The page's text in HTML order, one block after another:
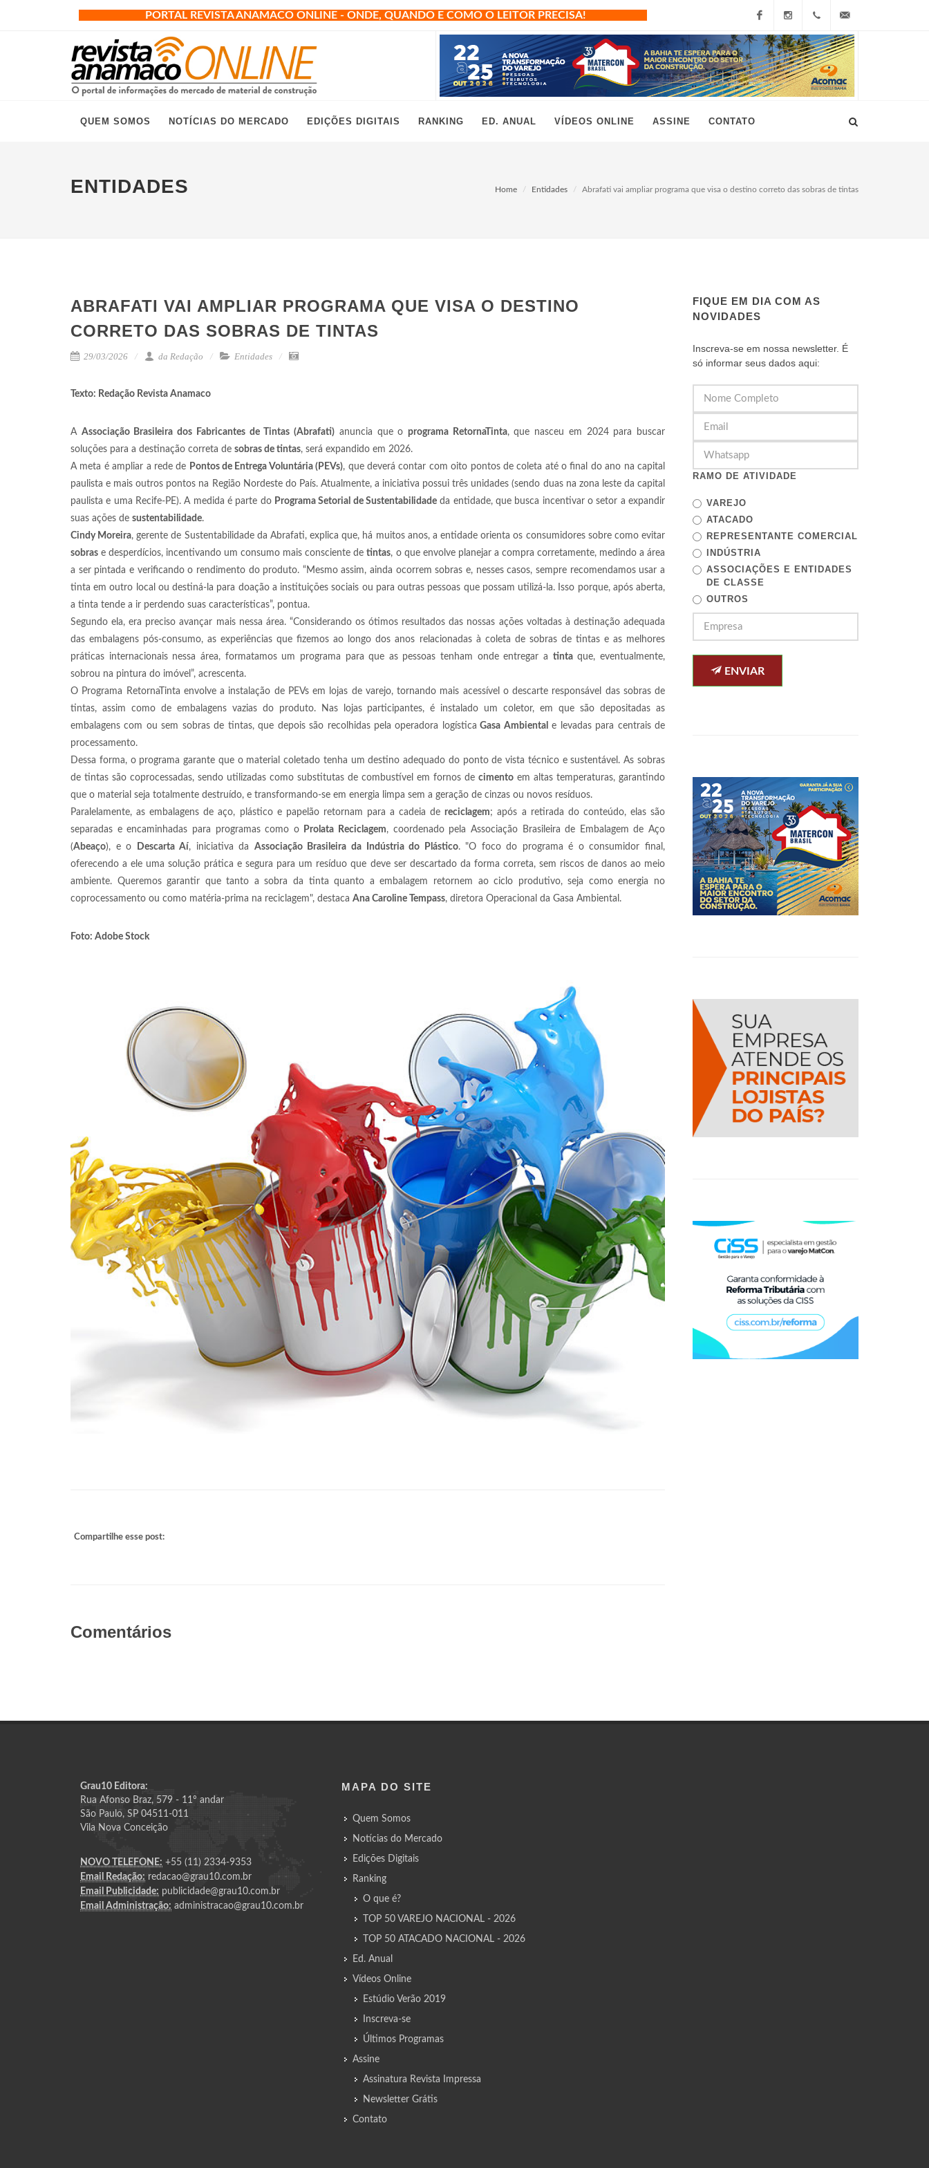
PORTAL REVISTA ANAMACO ONLINE - ONDE, QUANDO E COMO O LEITOR PRECISA!
FacebookInstagram
+55
(11)
grau10@grau10.com.br
QUEM SOMOS NOTÍCIAS DO MERCADO EDIÇÕES DIGITAIS RANKING ED. ANUAL VÍDEOS ONLINE ASSINE CONTATO
ENTIDADES Home Entidades Abrafati vai ampliar programa que visa o destino correto das sobras de tintas
ABRAFATI VAI AMPLIAR PROGRAMA QUE VISA O DESTINO
CORRETO DAS SOBRAS DE TINTAS
29/03/2026 da Redação Entidades
Texto: Redação Revista Anamaco
A Associação Brasileira dos Fabricantes de Tintas (Abrafati) anuncia que o programa RetornaTinta, que nasceu em 2024 para buscar
soluções para a destinação correta de sobras de tintas, será expandido em 2026.
A meta é ampliar a rede de Pontos de Entrega Voluntária (PEVs), que deverá contar com oito pontos de coleta até o final do ano na capital
paulista e mais outros pontos na Região Nordeste do País. Atualmente, a iniciativa possui três unidades (sendo duas na zona leste da capital
paulista e uma Recife-PE). A medida é parte do Programa Setorial de Sustentabilidade da entidade, que busca incentivar o setor a expandir
suas ações de sustentabilidade.
Cindy Moreira, gerente de Sustentabilidade da Abrafati, explica que, há muitos anos, a entidade orienta os consumidores sobre como evitar
sobras e desperdícios, incentivando um consumo mais consciente detintas, o que envolve planejar a compra corretamente, medindo a área
a ser pintada e verificando o rendimento do produto. “Mesmo assim, ainda ocorrem sobras e, nesses casos, sempre recomendamos usar a
tinta em outro local ou destiná-la para doação a instituições sociais ou para outras pessoas que possam utilizá-la. Isso porque, após aberta,
a tinta tende a ir perdendo suas características”, pontua.
Segundo ela, era preciso avançar mais nessa área. “Considerando os ótimos resultados das nossas ações voltadas à destinação adequada
das embalagens pós-consumo, as experiências que fizemos ao longo dos anos relacionadas à coleta de sobras de tintas e as melhores
práticas internacionais nessa área, formatamos um programa para que as pessoas tenham onde entregar a tintaque, eventualmente,
sobrou na pintura do imóvel”, acrescenta.
O Programa RetornaTinta envolve a instalação de PEVs em lojas de varejo, tornando mais acessível o descarte responsável das sobras de
tintas, assim como de embalagens vazias do produto. Nas lojas participantes, é instalado um coletor, em que são depositadas as
embalagens com ou sem sobras de tintas, que depois são recolhidas pela operadora logística Gasa Ambiental e levadas para centrais de
processamento.
Dessa forma, o programa garante que o material coletado tenha um destino adequado do ponto de vista técnico e sustentável. As sobras
de tintas são coprocessadas, sendo utilizadas como substitutas de combustível em fornos de cimento em altas temperaturas, garantindo
que o material seja totalmente destruído, e transformando-se em energia limpa sem a geração de cinzas ou novos resíduos.
Paralelamente, as embalagens de aço, plástico e papelão retornam para a cadeia dereciclagem; após a retirada do conteúdo, elas são
separadas e encaminhadas para programas como o
Prolata Reciclagem, coordenado pela Associação Brasileira de Embalagem de Aço
(Abeaço), e o Descarta Aí, iniciativa da Associação Brasileira da Indústria do Plástico. "O foco do programa é o consumidor final,
oferecendo a ele uma solução prática e segura para um resíduo que deve ser descartado da forma correta, sem riscos de danos ao meio
ambiente. Queremos garantir que tanto a sobra da tinta quanto a embalagem retornem ao ciclo produtivo, seja como energia no
coprocessamento ou como matéria-prima na reciclagem", destaca Ana Caroline Tempass, diretora Operacional da Gasa Ambiental.
Foto: Adobe Stock
Compartilhe esse post:
Comentários
FIQUE EM DIA COM AS
NOVIDADES
Inscreva-se em nossa newsletter. É
só informar seus dados aqui:
RAMO DE ATIVIDADE
VAREJO
ATACADO
REPRESENTANTE COMERCIAL
INDÚSTRIA
ASSOCIAÇÕES E ENTIDADES
DE CLASSE
OUTROS
ENVIAR
Grau10 Editora:
Rua Afonso Braz, 579 - 11º andar
São Paulo, SP 04511-011
Vila Nova Conceição
NOVO TELEFONE: +55 (11) 2334-9353
Email Redação: redacao@grau10.com.br
Email Publicidade: publicidade@grau10.com.br
Email Administração: administracao@grau10.com.br
MAPA DO SITE
Quem Somos
Notícias do Mercado
Edições Digitais
Ranking
O que é?
TOP 50 VAREJO NACIONAL - 2026
TOP 50 ATACADO NACIONAL - 2026
Ed. Anual
Vídeos Online
Estúdio Verão 2019
Inscreva-se
Últimos Programas
Assine
Assinatura Revista Impressa
Newsletter Grátis
Contato